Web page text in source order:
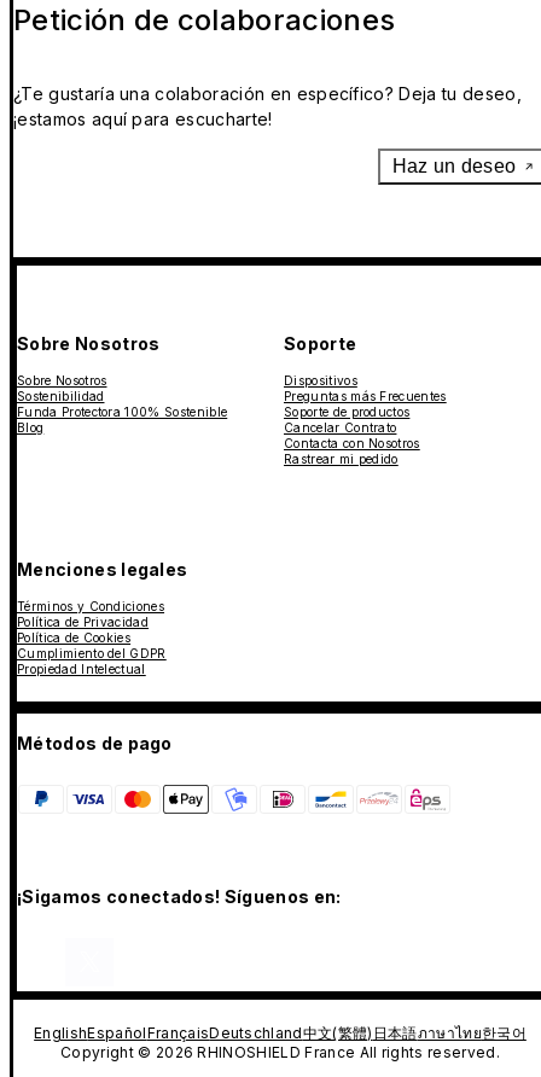
Petición de colaboraciones
¿Te gustaría una colaboración en específico? Deja tu deseo,
¡estamos aquí para escucharte!
Haz un deseo
Sobre Nosotros
Sobre Nosotros
Sostenibilidad
Funda Protectora 100% Sostenible
Blog
Soporte
Dispositivos
Preguntas más Frecuentes
Soporte de productos
Cancelar Contrato
Contacta con Nosotros
Rastrear mi pedido
Menciones legales
Términos y Condiciones
Política de Privacidad
Política de Cookies
Cumplimiento del GDPR
Propiedad Intelectual
Métodos de pago
¡Sigamos conectados! Síguenos en:
EnglishEspañolFrançaisDeutschland中文(繁體) 日本語ภาษาไทย한국어
Copyright © 2026 RHINOSHIELD France All rights reserved.